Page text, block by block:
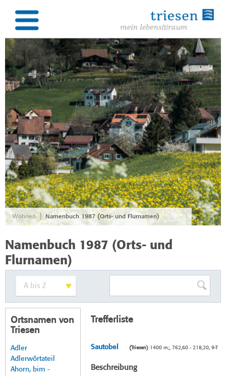
Wohnen Namenbuch 1987 (Orts- und Flurnamen)
Namenbuch 1987 (Orts- und
Flurnamen)
Ortsnamen von
Triesen
Adler
Adlerwörtateil
Ahorn, bim -
Trefferliste
Sautobel (Triesen)1400 m;, 762,60 - 218,20, 9-T
Beschreibung